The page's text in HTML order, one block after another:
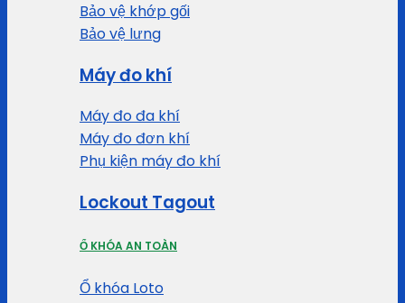
Bảo vệ khớp gối
Bảo vệ lưng
Máy đo khí
Máy đo đa khí
Máy đo đơn khí
Phụ kiện máy đo khí
Lockout Tagout
Ổ KHÓA AN TOÀN
Ổ khóa Loto